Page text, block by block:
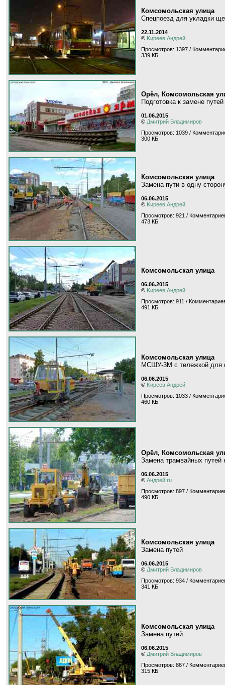
Комсомольская улица
Спецпоезд для укладки
22.11.2014
© Kиpeeв Aндpeй
Просмотров: 1397 /
339 КБ
Орёл, Комсомольская
Подготовка к замене путей
01.06.2015
© Дмитрий Владимиров
Просмотров: 1039 /
300 КБ
Комсомольская улица
Замена пути в одну
06.06.2015
© Kиpeeв Aндpeй
Просмотров: 921 /
473 КБ
Комсомольская улица
06.06.2015
© Kиpeeв Aндpeй
Просмотров: 911 /
491 КБ
Комсомольская улица
МСШУ-3М с тележкой для
06.06.2015
© Kиpeeв Aндpeй
Просмотров: 1033 /
460 КБ
Орёл, Комсомольская
Замена трамвайных путей
06.06.2015
© Андрей.ru
Просмотров: 897 /
490 КБ
Комсомольская улица
Замена путей
06.06.2015
© Дмитрий Владимиров
Просмотров: 934 /
341 КБ
Комсомольская улица
Замена путей
06.06.2015
© Дмитрий Владимиров
Просмотров: 867 /
315 КБ